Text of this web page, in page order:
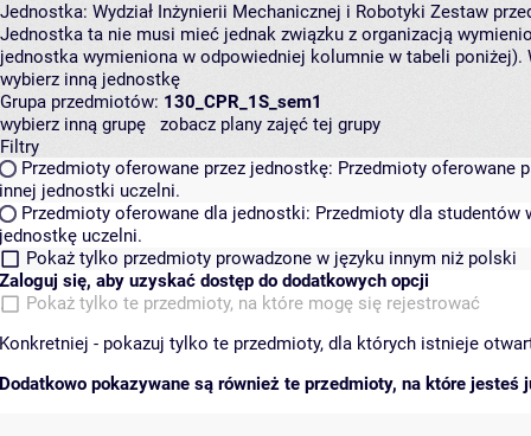
Jednostka: Wydział Inżynierii Mechanicznej i Robotyki Zestaw
Jednostka ta nie musi mieć jednak związku z organizacją
jednostka wymieniona w odpowiedniej kolumnie w tabeli
wybierz inną jednostkę
Grupa przedmiotów: 130_CPR_1S_sem1
wybierz inną grupę
zobacz plany zajęć tej grupy
Filtry
Przedmioty oferowane przez jednostkę: Przedmioty oferowane
innej jednostki uczelni.
Przedmioty oferowane dla jednostki: Przedmioty dla studentów
jednostkę uczelni.
Pokaż tylko przedmioty prowadzone w języku innym niż polski
Zaloguj się, aby uzyskać dostęp do dodatkowych opcji
Pokaż tylko te przedmioty, na które mogę się rejestrować
Konkretniej - pokazuj tylko te przedmioty, dla których istnieje
Dodatkowo pokazywane są również te przedmioty, na które jesteś